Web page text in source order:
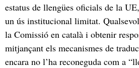
estatus de llengües oficials de la
un ús institucional limitat.
la Comissió en català i obtenir
mitjançant els mecanismes de
encara no l’ha reconeguda com a